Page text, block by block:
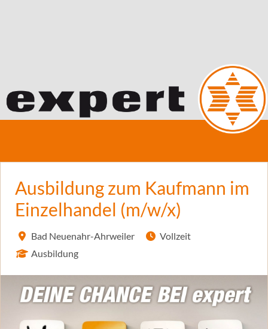
Ausbildung zum Kaufmann im
Einzelhandel (m/w/x)
Bad Neuenahr-Ahrweiler
Ausbildung
Vollzeit